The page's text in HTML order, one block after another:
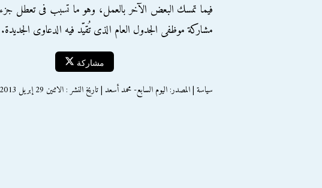
فيما تمسك البعض الآخر بالعمل، وهو ما تسبب فى تعطل
مشاركة موظفى الجدول العام الذى تُقيّد فيه الدعاوى الجديدة.
مشاركة
سياسة | المصدر: اليوم السابع- محمد أسعد | تاريخ النشر : الاثنين 29 إبريل 2013